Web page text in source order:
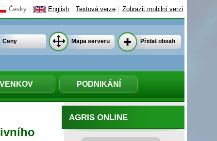
Česky English Textová verze Zobrazit mobilní verzi
VENKOV PODNIKÁNÍ
Ceny Mapa serveru Přidat obsah
AGRIS ONLINE